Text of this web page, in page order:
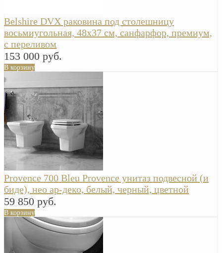
Belshire DVX раковина под столешницу
восьмиугольная, 48х37 см, санфарфор, премиум,
с переливом
153 000 руб.
В корзину
Provence 700 Bleu Provence унитаз подвесной (и
биде), нео ар-деко, белый, черный, цветной
59 850 руб.
В корзину